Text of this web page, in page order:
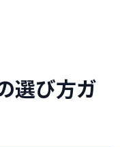
選び方ガ